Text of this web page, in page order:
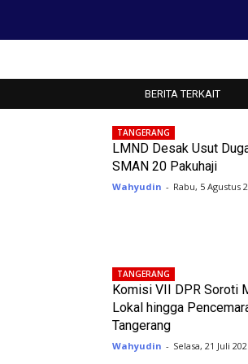
BERITA TERKAIT
TANGERANG
LMND Desak Usut
SMAN 20 Pakuhaji
Wahyudin - Rabu, 5 Agustus
TANGERANG
Komisi VII DPR Soroti
Lokal hingga
Tangerang
Wahyudin - Selasa, 21 Juli